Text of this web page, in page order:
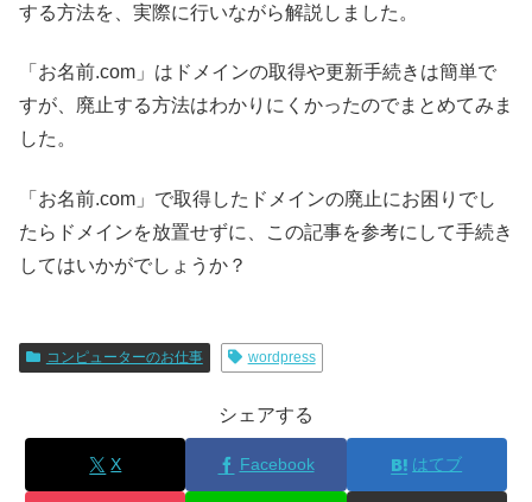
する方法を、実際に行いながら解説しました。
「お名前.com」はドメインの取得や更新手続きは簡単で
すが、廃止する方法はわかりにくかったのでまとめてみま
した。
「お名前.com」で取得したドメインの廃止にお困りでし
たらドメインを放置せずに、この記事を参考にして手続き
してはいかがでしょうか？
コンピューターのお仕事 wordpress
シェアする
X Facebook はてブ